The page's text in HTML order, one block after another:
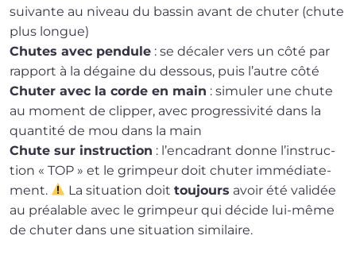
sui­vante au niveau du bas­sin avant de chu­ter (chute
plus longue)
Chutes avec pen­dule : se déca­ler vers un côté par
rap­port à la dégaine du des­sous, puis l’autre côté
Chuter avec la corde en main : simu­ler une chute
au moment de clip­per, avec pro­gres­si­vi­té dans la
quan­ti­té de mou dans la main
Chute sur ins­truc­tion : l’en­ca­drant donne l’ins­truc­
tion « TOP » et le grim­peur doit chu­ter immé­dia­te­
ment.
La situa­tion doittou­jours avoir été vali­dée
au préa­lable avec le grim­peur qui décide lui-même
de chu­ter dans une situa­tion similaire.